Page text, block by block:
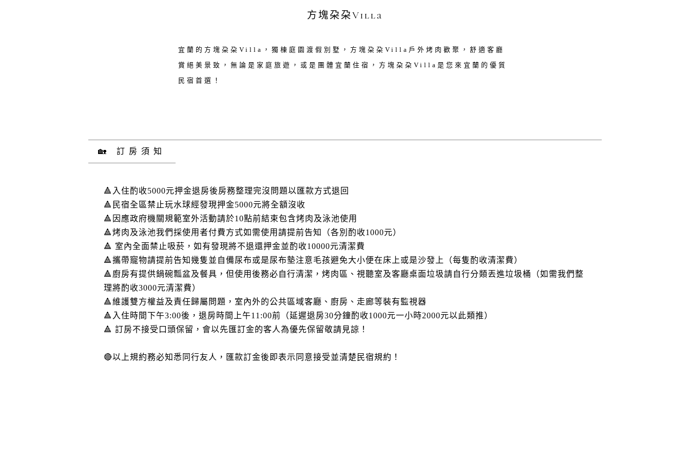
方塊朶朶Villa
宜蘭的方塊朶朶Villa，獨棟庭園渡假別墅，方塊朶朶Villa戶外烤肉歡聚，舒適客廳
賞絕美景致，無論是家庭旅遊，或是團體宜蘭住宿，方塊朶朶Villa是您來宜蘭的優質
民宿首選！
🏡 訂房須知
🔺入住酌收5000元押金退房後房務整理完沒問題以匯款方式退回
🔺民宿全區禁止玩水球經發現押金5000元將全額沒收
🔺因應政府機關規範室外活動請於10點前結束包含烤肉及泳池使用
🔺烤肉及泳池我們採使用者付費方式如需使用請提前告知（各別酌收1000元）
🔺 室內全面禁止吸菸，如有發現將不退還押金並酌收10000元清潔費
🔺攜帶寵物請提前告知幾隻並自備尿布或是尿布墊注意毛孩避免大小便在床上或是沙發上（每隻酌收清潔費）
🔺廚房有提供鍋碗瓢盆及餐具，但使用後務必自行清潔，烤肉區、視聽室及客廳桌面垃圾請自行分類丟進垃圾桶（如需我們整
理將酌收3000元清潔費）
🔺維護雙方權益及責任歸屬問題，室內外的公共區域客廳、廚房、走廊等裝有監視器
🔺入住時間下午3:00後，退房時間上午11:00前（延遲退房30分鐘酌收1000元一小時2000元以此類推）
🔺 訂房不接受口頭保留，會以先匯訂金的客人為優先保留敬請見諒！
🔴以上規約務必知悉同行友人，匯款訂金後即表示同意接受並清楚民宿規約！